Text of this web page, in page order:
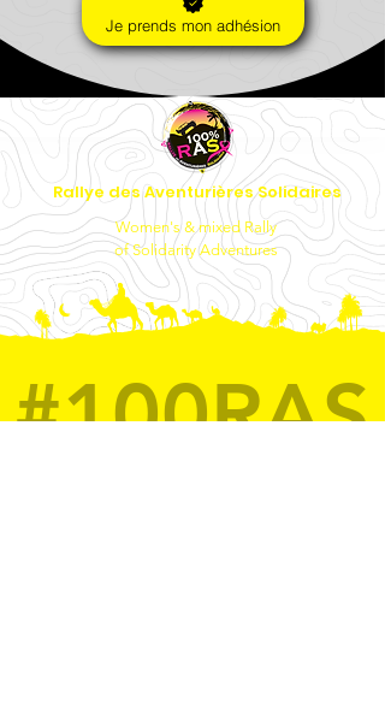
Je prends mon adhésion
Rallye des Aventurières Solidaires
Women's & mixed Rally
of Solidarity Adventures
#100RAS